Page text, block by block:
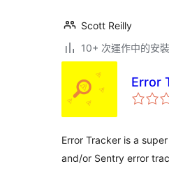
Scott Reilly
10+ 次運作中的安裝
Error
Error Tracker is a
and/or Sentry error